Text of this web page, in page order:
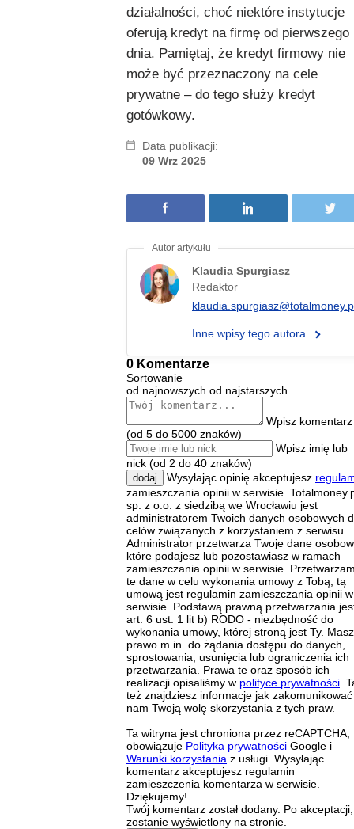
działalności, choć niektóre instytucje
oferują kredyt na firmę od pierwszego
dnia. Pamiętaj, że kredyt firmowy nie
może być przeznaczony na cele
prywatne – do tego służy kredyt
gotówkowy.
Data publikacji:
09 Wrz 2025
Klaudia Spurgiasz
Redaktor
Inne wpisy tego autora
0 Komentarze
Sortowanie
od najnowszych od najstarszych
Wpisz komentarz
(od 5 do 5000 znaków)
Wpisz imię lub
nick (od 2 do 40 znaków)
dodaj Wysyłając opinię akceptujesz
zamieszczania opinii w serwisie.
sp. z o.o. z siedzibą we Wrocławiu jest
administratorem Twoich danych osobowych
celów związanych z korzystaniem z serwisu.
Administrator przetwarza Twoje dane
które podajesz lub pozostawiasz w ramach
zamieszczania opinii w serwisie.
te dane w celu wykonania umowy z Tobą, tą
umową jest regulamin zamieszczania opinii w
serwisie. Podstawą prawną przetwarzania
art. 6 ust. 1 lit b) RODO - niezbędność do
wykonania umowy, której stroną jest Ty. Masz
prawo m.in. do żądania dostępu do danych,
sprostowania, usunięcia lub ograniczenia ich
przetwarzania. Prawa te oraz sposób ich
realizacji opisaliśmy w polityce prywatności .
też znajdziesz informacje jak zakomunikować
nam Twoją wolę skorzystania z tych praw.
Ta witryna jest chroniona przez reCAPTCHA,
obowiązuje Polityka prywatności Google i
Warunki korzystania z usługi. Wysyłając
komentarz akceptujesz regulamin
zamieszczenia komentarza w serwisie.
Dziękujemy!
Twój komentarz został dodany. Po akceptacji,
zostanie wyświetlony na stronie.